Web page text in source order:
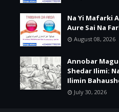
Na Yi Mafarki
Aure Sai Na
August 08, 2026
Annobar
Shedar Ilimi:
Ilimin
July 30, 2026